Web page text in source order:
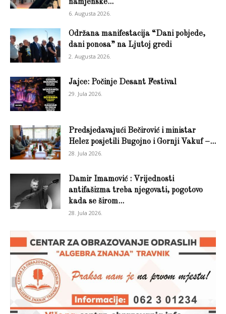
namjenske...
6. Augusta 2026.
Održana manifestacija “Dani pobjede,
dani ponosa” na Ljutoj gredi
2. Augusta 2026.
Jajce: Počinje Desant Festival
29. Jula 2026.
Predsjedavajući Bečirović i ministar
Helez posjetili Bugojno i Gornji Vakuf –...
28. Jula 2026.
Damir Imamović : Vrijednosti
antifašizma treba njegovati, pogotovo
kada se širom...
28. Jula 2026.